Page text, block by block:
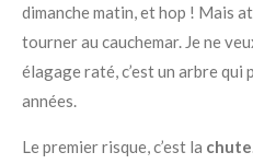
dimanche matin, et hop ! Mais
tourner au cauchemar. Je ne
élagage raté, c’est un arbre
années.
Le premier risque, c’est la chute